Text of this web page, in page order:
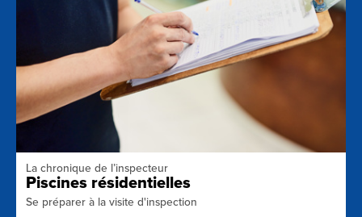
La chronique de l’inspecteur
Piscines résidentielles
Se préparer à la visite d'inspection